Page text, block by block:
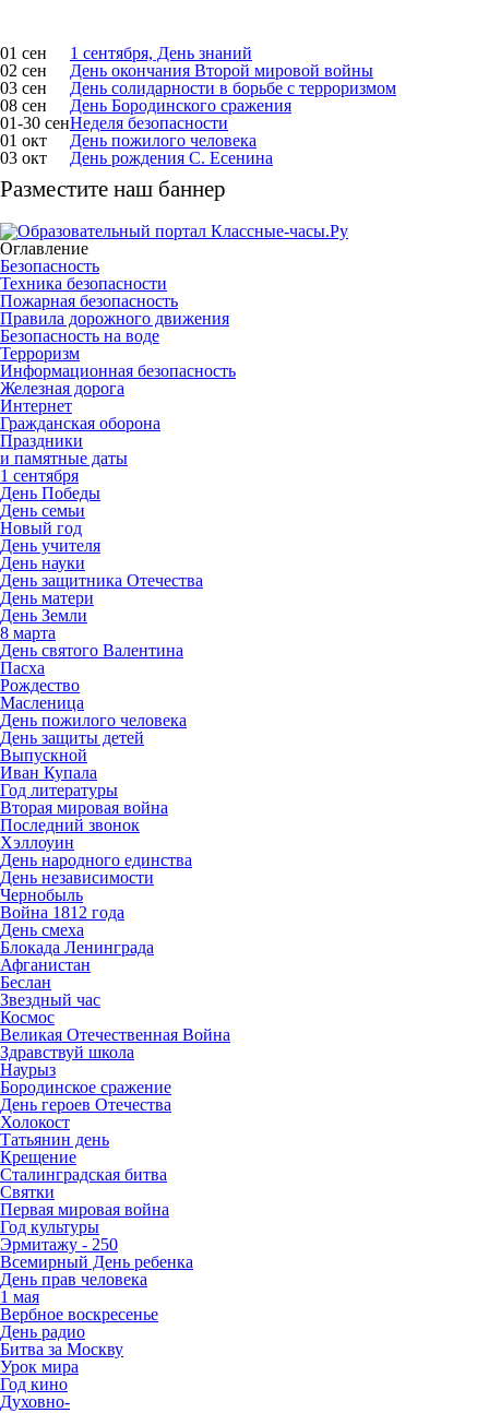
01 сен
1 сентября, День знаний
02 сен
День окончания Второй мировой войны
03 сен
День солидарности в борьбе с терроризмом
08 сен
День Бородинского сражения
01-30 сенНеделя безопасности
01 окт
День пожилого человека
03 окт
День рождения С. Есенина
Разместите наш баннер
Оглавление
Безопасность
Техника безопасности
Пожарная безопасность
Правила дорожного движения
Безопасность на воде
Терроризм
Информационная безопасность
Железная дорога
Интернет
Гражданская оборона
Праздники
и памятные даты
1 сентября
День Победы
День семьи
Новый год
День учителя
День науки
День защитника Отечества
День матери
День Земли
8 марта
День святого Валентина
Пасха
Рождество
Масленица
День пожилого человека
День защиты детей
Выпускной
Иван Купала
Год литературы
Вторая мировая война
Последний звонок
Хэллоуин
День народного единства
День независимости
Чернобыль
Война 1812 года
День смеха
Блокада Ленинграда
Афганистан
Беслан
Звездный час
Космос
Великая Отечественная Война
Здравствуй школа
Наурыз
Бородинское сражение
День героев Отечества
Холокост
Татьянин день
Крещение
Сталинградская битва
Святки
Первая мировая война
Год культуры
Эрмитажу - 250
Всемирный День ребенка
День прав человека
1 мая
Вербное воскресенье
День радио
Битва за Москву
Урок мира
Год кино
Духовно-